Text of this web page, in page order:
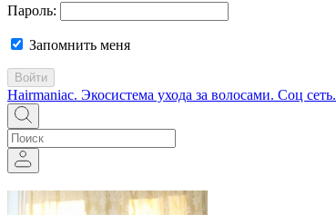
Пароль:
Запомнить меня
Войти
Hairmaniac. Экосистема ухода за волосами. Соц сеть.